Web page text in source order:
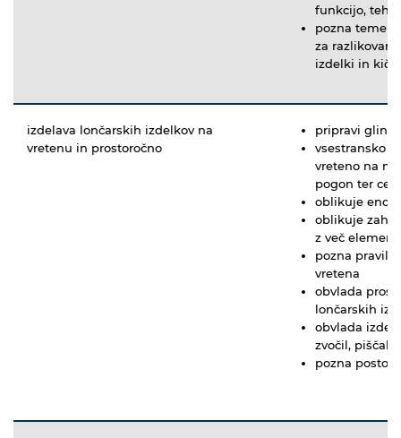
funkcijo,
pozna
za
izdelki in
izdelava lončarskih izdelkov na
vretenu in prostoročno
pripravi glino
vsestransko
vreteno na
pogon ter
oblikuje
oblikuje
z več
pozna
vretena
obvlada
lončarskih
obvlada
zvočil, piščali
pozna